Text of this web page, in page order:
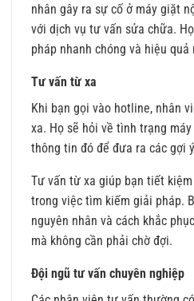
nhân gây ra sự cố ở máy giặt
với dịch vụ tư vấn sửa chữa.
pháp nhanh chóng và hiệu quả
Tư vấn từ xa
Khi bạn gọi vào hotline, nhân
xa. Họ sẽ hỏi về tình trạng
thông tin đó để đưa ra các gợi
Tư vấn từ xa giúp bạn tiết
trong việc tìm kiếm giải pháp.
nguyên nhân và cách khắc
mà không cần phải chờ đợi.
Đội ngũ tư vấn chuyên nghiệp